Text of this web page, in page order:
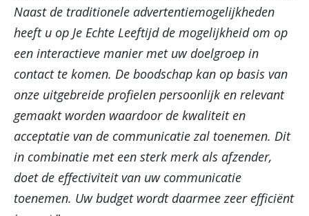
Naast de traditionele advertentiemogelijkheden
heeft u op Je Echte Leeftijd de mogelijkheid om op
een interactieve manier met uw doelgroep in
contact te komen. De boodschap kan op basis van
onze uitgebreide profielen persoonlijk en relevant
gemaakt worden waardoor de kwaliteit en
acceptatie van de communicatie zal toenemen. Dit
in combinatie met een sterk merk als afzender,
doet de effectiviteit van uw communicatie
toenemen. Uw budget wordt daarmee zeer efficiënt